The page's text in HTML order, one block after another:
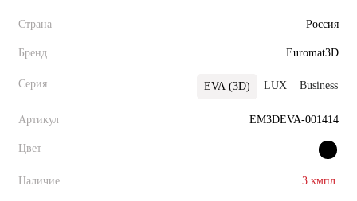
Страна Россия
Бренд Euromat3D
Серия EVA (3D) LUX Business
Артикул EM3DEVA-001414
Цвет
Наличие 3 кмпл.